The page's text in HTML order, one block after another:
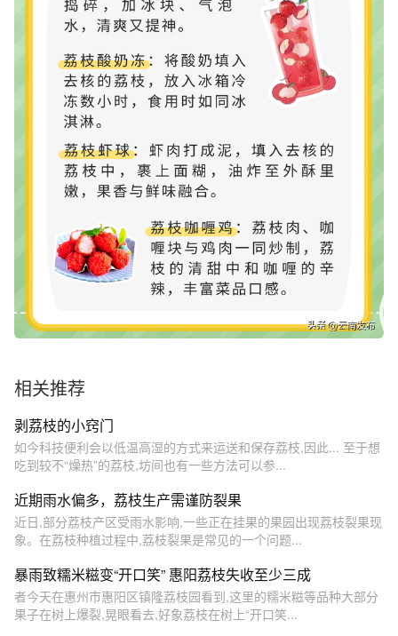
相关推荐
剥荔枝的小窍门
如今科技便利会以低温高湿的方式来运送和保存荔枝,因此... 至于想
吃到较不“燥热”的荔枝,坊间也有一些方法可以参...
近期雨水偏多，荔枝生产需谨防裂果
近日,部分荔枝产区受雨水影响,一些正在挂果的果园出现荔枝裂果现
象。在荔枝种植过程中,荔枝裂果是常见的一个问题...
暴雨致糯米糍变“开口笑” 惠阳荔枝失收至少三成
者今天在惠州市惠阳区镇隆荔枝园看到,这里的糯米糍等品种大部分
果子在树上爆裂,晃眼看去,好象荔枝在树上“开口笑...